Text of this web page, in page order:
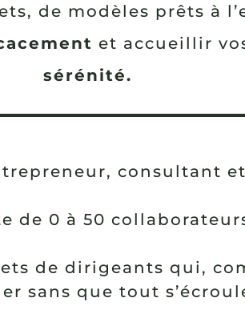
de modèles prêts à
et accueillir
sérénité.
consultant
de 0 à 50
de dirigeants qui,
sans que tout